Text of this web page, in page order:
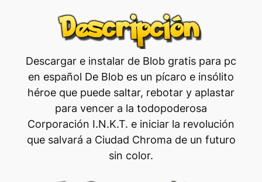
Descargar e instalar de Blob gratis para pc
en español De Blob es un pícaro e insólito
héroe que puede saltar, rebotar y aplastar
para vencer a la todopoderosa
Corporación I.N.K.T. e iniciar la revolución
que salvará a Ciudad Chroma de un futuro
sin color.